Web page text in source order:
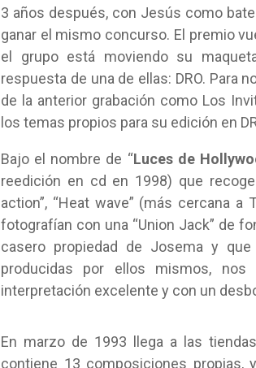
3 años después, con Jesús como
ganar el mismo concurso. El premio
el grupo está moviendo su
respuesta de una de ellas: DRO. Para
de la anterior grabación como Los
los temas propios para su edición en
Bajo el nombre de “Luces de
reedición en cd en 1998) que
action”, “Heat wave” (más cercana
fotografían con una “Union Jack” de
casero propiedad de Josema y
producidas por ellos mismos,
interpretación excelente y con un
En marzo de 1993 llega a las
contiene 13 composiciones